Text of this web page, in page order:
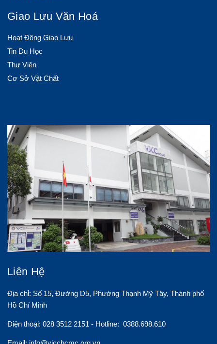
Giao Lưu Văn Hoá
Hoạt Động Giao Lưu
Tin Du Học
Thư Viện
Cơ Sở Vật Chất
Liên Hệ
Địa chỉ: Số 15, Đường D5, Phường Thạnh Mỹ Tây, Thành phố
Hồ Chí Minh
Điện thoại: 028 3512 2151 - Hotline: 0388.698.610